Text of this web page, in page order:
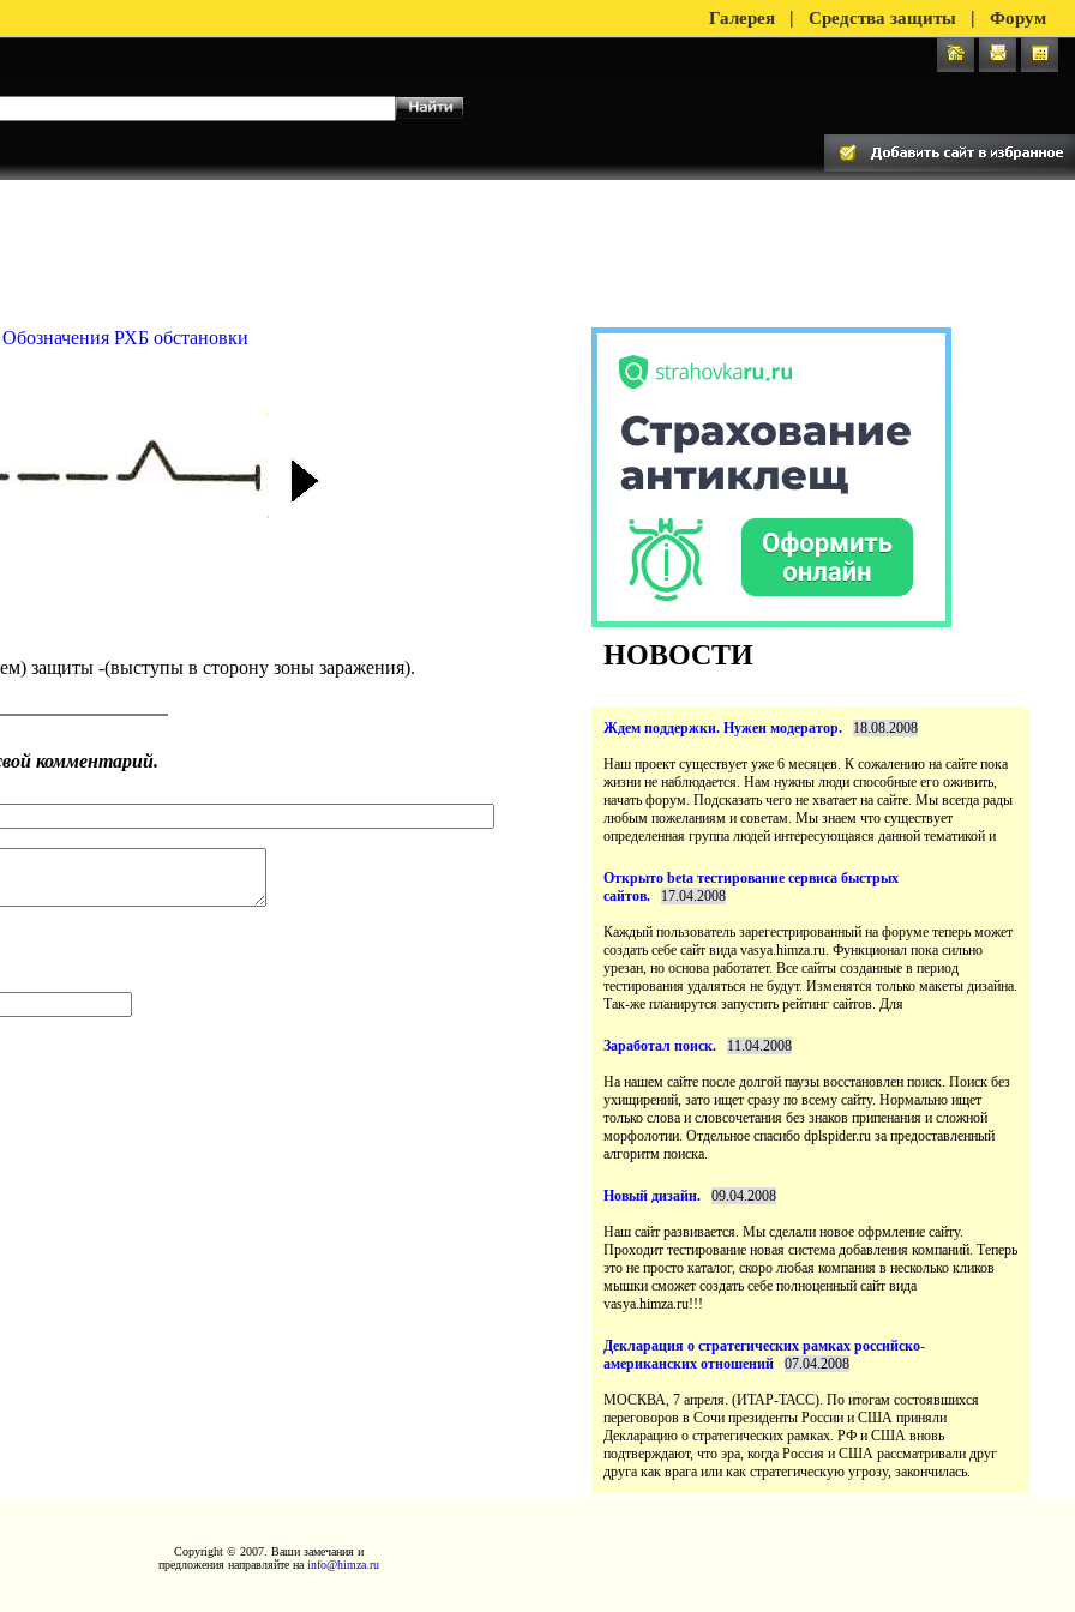
Галерея | Средства защиты | Форум
НОВОСТИ
Наш проект существует уже 6 месяцев. К сожалению на сайте пока
жизни не наблюдается. Нам нужны люди способные его оживить,
начать форум. Подсказать чего не хватает на сайте. Мы всегда рады
любым пожеланиям и советам. Мы знаем что существует
Открыто beta тестирование сервиса быстрых
Каждый пользователь зарегестрированный на форуме теперь может
создать себе сайт вида vasya.himza.ru. Функционал пока сильно
урезан, но основа работатет. Все сайты созданные в период
тестирования удаляться не будут. Изменятся только макеты дизайна.
На нашем сайте после долгой паузы восстановлен поиск. Поиск без
ухищирений, зато ищет сразу по всему сайту. Нормально ищет
только слова и словсочетания без знаков припенания и сложной
морфолотии. Отдельное спасибо dplspider.ru за предоставленный
Наш сайт развивается. Мы сделали новое офрмление сайту.
Проходит тестирование новая система добавления компаний. Теперь
это не просто каталог, скоро любая компания в несколько кликов
мышки сможет создать себе полноценный сайт вида
vasya.himza.ru!!!
МОСКВА, 7 апреля. (ИТАР-ТАСС). По итогам состоявшихся
переговоров в Сочи президенты России и США приняли
Декларацию о стратегических рамках. РФ и США вновь
подтверждают, что эра, когда Россия и США рассматривали друг
Copyright © 2007. Ваши замечания и
предложения направляйте на